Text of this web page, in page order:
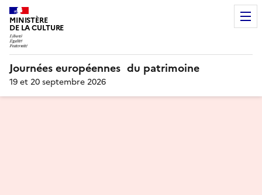
MINISTÈRE
DE LA CULTURE
Journées européennes du patrimoine
19 et 20 septembre 2026